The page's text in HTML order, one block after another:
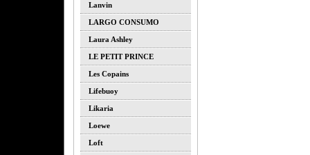
Lanvin
LARGO CONSUMO
Laura Ashley
LE PETIT PRINCE
Les Copains
Lifebuoy
Likaria
Loewe
Loft